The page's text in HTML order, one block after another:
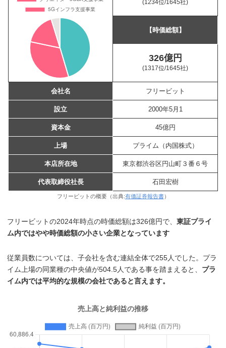
(1234位/1645社)
【時価総額】
326億円
(1317位/1645社)
会社名 フリービット
設立 2000年5月1
資本金 45億円
上場 プライム（内国株式）
本店所在地 東京都渋谷区円山町３番６号
代表取締役社長 石田宏樹
フリービットの概要（出典:有価証券報告書）
フリービットの2024年時点の時価総額は326億円で、東証プライ
ム内ではやや時価総額の小さい企業となっています
従業員数については、子会社を含む連結全体で255人でした。プラ
イム上場の同業種の中央値が504.5人である事を踏まえると、 プラ
イム内では平均的な規模の会社であると言えます。